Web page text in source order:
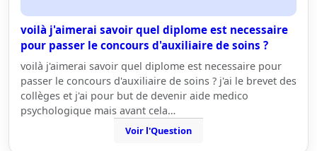
voilà j'aimerai savoir quel diplome est necessaire
pour passer le concours d'auxiliaire de soins ?
voilà j'aimerai savoir quel diplome est necessaire pour
passer le concours d'auxiliaire de soins ? j'ai le brevet des
collèges et j'ai pour but de devenir aide medico
psychologique mais avant cela…
Voir l'Question